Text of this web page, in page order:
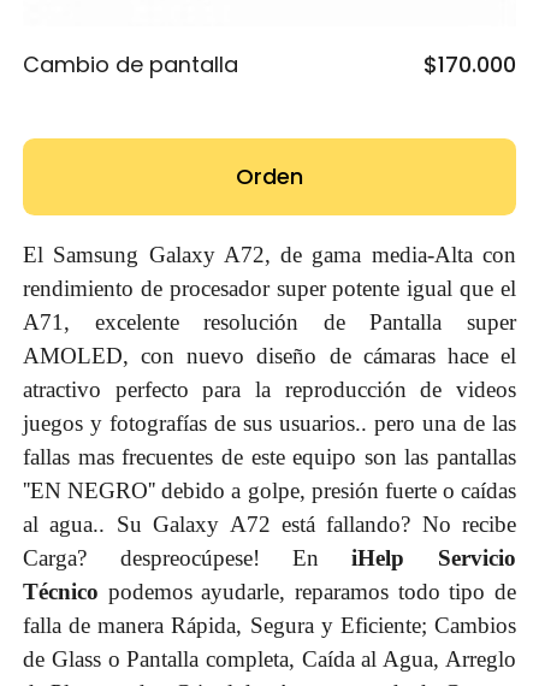
Cambio de pantalla $170.000
Orden
El Samsung Galaxy A72, de gama media-Alta con
rendimiento de procesador super potente igual que el
A71, excelente resolución de Pantalla super
AMOLED, con nuevo diseño de cámaras hace el
atractivo perfecto para la reproducción de videos
juegos y fotografías de sus usuarios.. pero una de las
fallas mas frecuentes de este equipo son las pantallas
''EN NEGRO'' debido a golpe, presión fuerte o caídas
al agua.. Su Galaxy A72 está fallando? No recibe
Carga? despreocúpese! EniHelp Servicio
Técnico podemos ayudarle, reparamos todo tipo de
falla de manera Rápida, Segura y Eficiente; Cambios
de Glass o Pantalla completa, Caída al Agua, Arreglo